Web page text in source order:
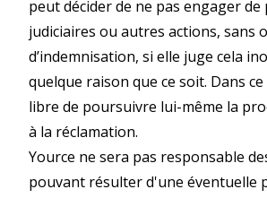
peut décider de ne pas engager de
judiciaires ou autres actions, sans
d’indemnisation, si elle juge cela
quelque raison que ce soit. Dans
libre de poursuivre lui-même la
à la réclamation.
Yource ne sera pas responsable
pouvant résulter d'une éventuelle